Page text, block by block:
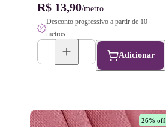
R$ 13,90/metro
Desconto progressivo a partir de 10
metros
Adicionar
26% off